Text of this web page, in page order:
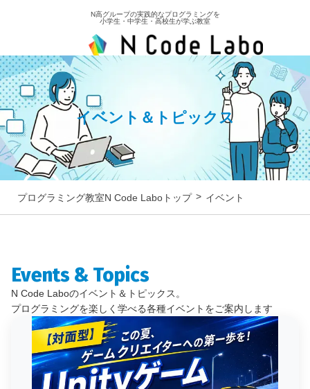
N高グループの実践的なプログラミングを
小学生・中学生・高校生が学ぶ教室
イベント＆トピックス
プログラミング教室N Code Laboトップ イベント
Events & Topics
N Code Laboのイベント＆トピックス。
プログラミングを楽しく学べる各種イベントをご案内します